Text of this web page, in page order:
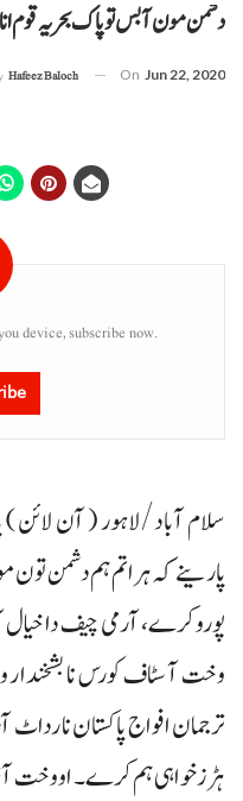
دشمن مون آ بس تو پاک بحریہ قوم
Hafeez Baloch On Jun 22, 2020
device, subscribe now.
سلام آباد/لاہور ( آن لائن )
پارینے کہ ہراتم ہم دشمن تون
پورو کرے، آرمی چیف دا خیال
وخت آ سٹاف کورس نا
ترجمان افواج پاکستان نا
ہڑزخواہی ہم کرے۔ او وخت آ